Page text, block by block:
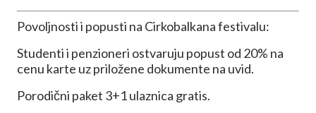
Povoljnosti i popusti na Cirkobalkana festivalu:
Studenti i penzioneri ostvaruju popust od 20% na
cenu karte uz priložene dokumente na uvid.
Porodični paket 3+1 ulaznica gratis.